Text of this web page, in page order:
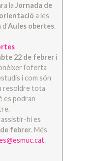
laJornada de
a les
Aules obertes.
22 de febreri
l’oferta
i com són
resoldre tota
es podran
hi es
de febrer. Més
.